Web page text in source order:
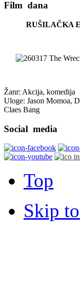
Film dana
RUŠILAČKA
Žanr: Akcija, komedija
Uloge: Jason Momoa,
Claes Bang
Social media
Top
Skip